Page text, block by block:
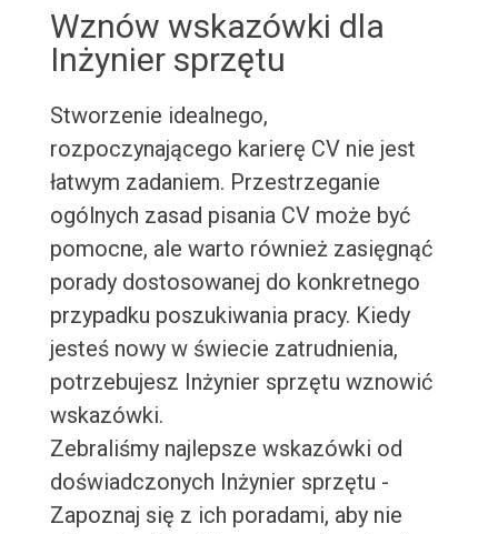
Wznów wskazówki dla
Inżynier sprzętu
Stworzenie idealnego,
rozpoczynającego karierę CV nie jest
łatwym zadaniem. Przestrzeganie
ogólnych zasad pisania CV może być
pomocne, ale warto również zasięgnąć
porady dostosowanej do konkretnego
przypadku poszukiwania pracy. Kiedy
jesteś nowy w świecie zatrudnienia,
potrzebujesz Inżynier sprzętu wznowić
wskazówki.
Zebraliśmy najlepsze wskazówki od
doświadczonych Inżynier sprzętu -
Zapoznaj się z ich poradami, aby nie